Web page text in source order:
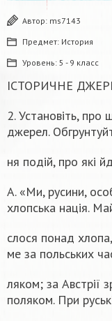
Автор: ms7143
Предмет: История
Уровень: 5 - 9 класс
ІСТОРИЧНЕ
2. Установіть, про
джерел.
ня подій, про які
А. «Ми, русини,
хлопська нація.
слося понад
ме за польських
ляком; за Австрії
поляком. При